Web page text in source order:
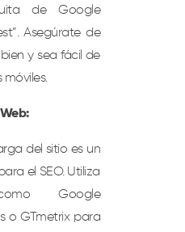
de Google
Asegúrate de
y sea fácil de
móviles.
del sitio es un
el SEO. Utiliza
Google
o GTmetrix para